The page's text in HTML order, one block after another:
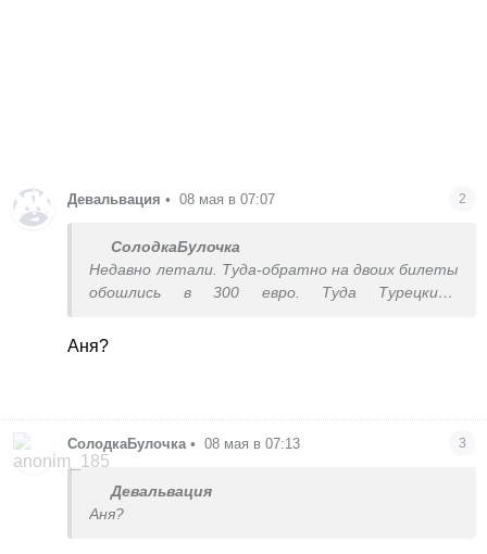
Девальвация • 08 мая в 07:07 2
СолодкаБулочка
Недавно летали. Туда-обратно на двоих билеты
обошлись в 300 евро. Туда Турецкими
Аня?
СолодкаБулочка • 08 мая в 07:13 3
Девальвация
Аня?